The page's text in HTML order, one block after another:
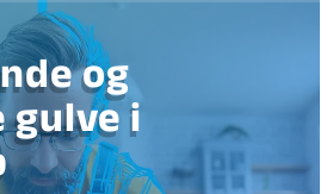
og
gulve i